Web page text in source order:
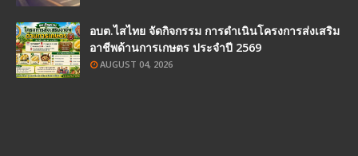
อบต.ไสไทย จัดกิจกรรม การดำเนินโครงการส่งเสริม
อาชีพด้านการเกษตร ประจำปี 2569
AUGUST 04, 2026